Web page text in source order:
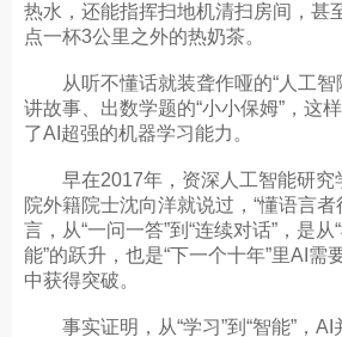
热水，还能指挥扫地机清扫房间，甚
点一杯3公里之外的热奶茶。
从听不懂话就装聋作哑的“人工智
讲故事、出数学题的“小小保姆”，这
了AI超强的机器学习能力。
早在2017年，资深人工智能研究
院外籍院士沈向洋就说过，“懂语言者
言，从“一问一答”到“连续对话”，是从
能”的跃升，也是“下一个十年”里AI需
中获得突破。
事实证明，从“学习”到“智能”，AI